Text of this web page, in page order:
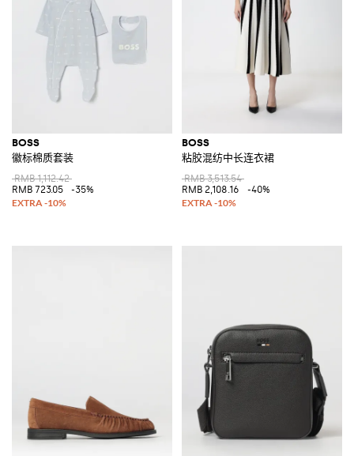
BOSS
徽标棉质套装
RMB 1,112.42
RMB 723.05
-35%
BOSS
粘胶混纺中长连衣裙
RMB 3,513.54
RMB 2,108.16
-40%